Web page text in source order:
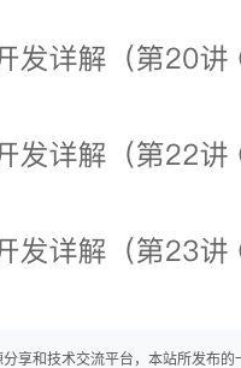
享和技术交流平台，本站所发布